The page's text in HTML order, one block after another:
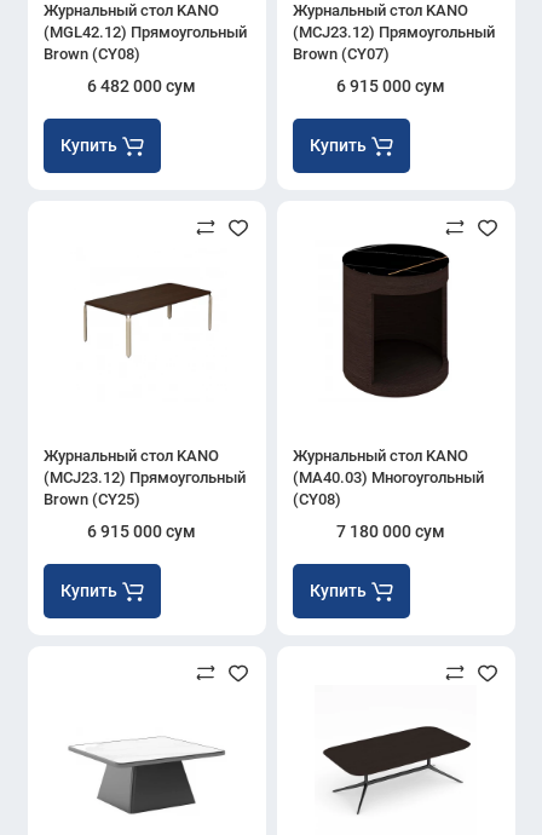
Журнальный стол KANO
(MGL42.12) Прямоугольный
Brown (CY08)
6 482 000 сум
Купить
Журнальный стол KANO
(MCJ23.12) Прямоугольный
Brown (CY07)
6 915 000 сум
Купить
Журнальный стол KANO
(MCJ23.12) Прямоугольный
Brown (CY25)
6 915 000 сум
Купить
Журнальный стол KANO
(MA40.03) Многоугольный
(CY08)
7 180 000 сум
Купить